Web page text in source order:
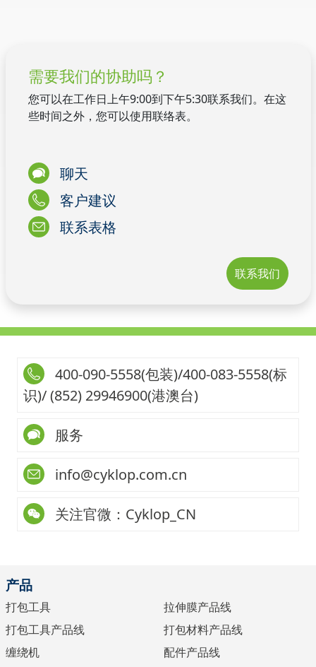
需要我们的协助吗？
您可以在工作日上午9:00到下午5:30联系我们。在这
些时间之外，您可以使用联络表。
聊天
客户建议
联系表格
联系我们
400-090-5558(包装)/400-083-5558(标
识)/ (852) 29946900(港澳台)
服务
info@cyklop.com.cn
关注官微：Cyklop_CN
产品
打包工具
打包工具产品线
缠绕机
拉伸膜产品线
打包材料产品线
配件产品线